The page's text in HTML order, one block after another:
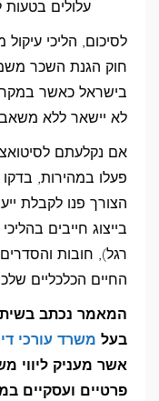
עלולים בטעות
לסיכום, הליכי
חוק הגנת השכר
בישראל כאשר
לא יישאר ללא
אם נקלעתם
פעלו במהירות,
הצורך פנו לקבלת
בייצוג חייבים
רגל), חובות
החיים הכלכליים
המאמר נכתב
בעל משרד עורכי
אשר מעניק ליווי
פרטיים ועסקיים